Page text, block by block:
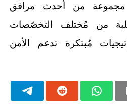
مجموعة من أحدث مرافق
من مُختلف التخصّصات
مُبتكرة تدعم الأمن